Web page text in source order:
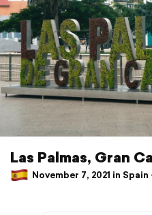
Las Palmas, Gran
November 7, 2021 in Spain